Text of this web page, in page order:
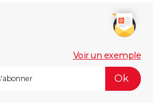
Voir un exemple